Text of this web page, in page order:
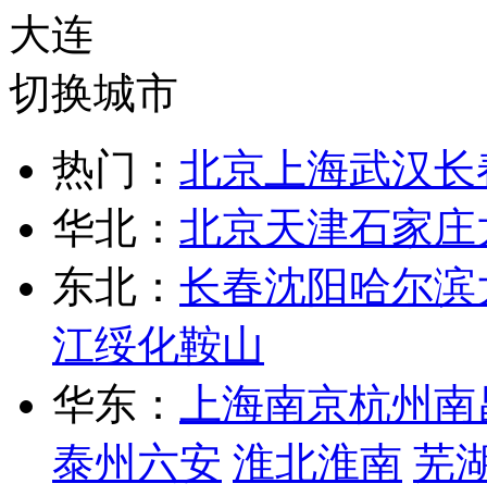
大连
切换城市
热门： 北京 上海武汉长
华北： 北京天津石家庄
东北： 长春沈阳哈尔滨
江绥化鞍山
华东：
上海南京杭州南
泰州 六安 淮北淮南 芜